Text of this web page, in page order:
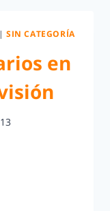
|SIN CATEGORÍA
en